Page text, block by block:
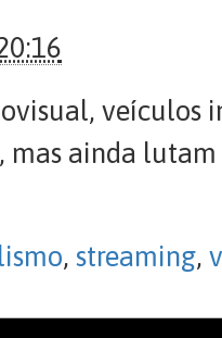
veículos
mas ainda
, streaming,